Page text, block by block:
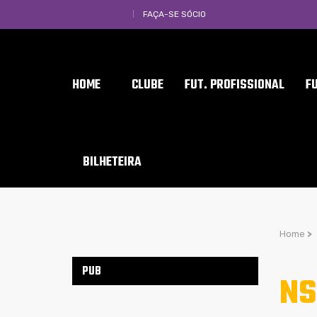
FAÇA-SE SÓCIO
HOME CLUBE FUT. PROFISSIONAL
BILHETEIRA
Home >
PUB